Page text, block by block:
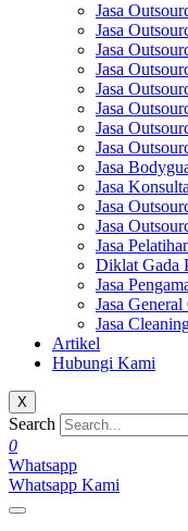
Jasa
Jasa
Jasa
Jasa
Jasa
Jasa
Jasa
Jasa
Jasa
Jasa
Jasa
Jasa
Jasa
Diklat Gada
Jasa
Jasa
Jasa
Artikel
Hubungi Kami
X
Search
0
Whatsapp
Whatsapp Kami